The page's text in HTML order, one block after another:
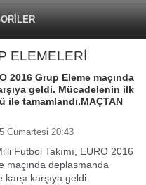
ELEMELERİ
2016 Grup Eleme maçında
geldi. Mücadelenin ilk
ile tamamlandı.MAÇTAN
Cumartesi 20:43
Futbol Takımı, EURO 2016
maçında deplasmanda
karşı karşıya geldi.